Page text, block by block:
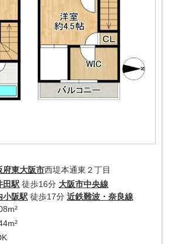
府東大阪市西堤本通東２丁目
田駅 徒歩16分 大阪市中央線
小阪駅 徒歩17分 近鉄難波・奈良線